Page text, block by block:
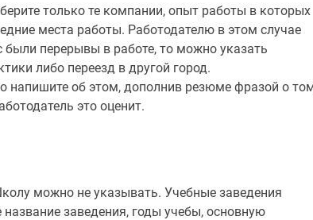
только те компании, опыт работы в которых
места работы. Работодателю в этом случае
были перерывы в работе, то можно указать
либо переезд в другой город.
напишите об этом, дополнив резюме фразой о
это оценит.
можно не указывать. Учебные заведения
заведения, годы учебы, основную